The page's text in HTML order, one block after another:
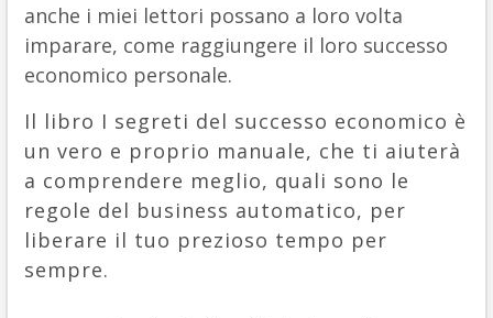
anche i miei lettori possano a loro volta
imparare, come raggiungere il loro successo
economico personale.
Il libro I segreti del successo economico è
un vero e proprio manuale, che ti aiuterà
a comprendere meglio, quali sono le
regole del business automatico, per
liberare il tuo prezioso tempo per
sempre.